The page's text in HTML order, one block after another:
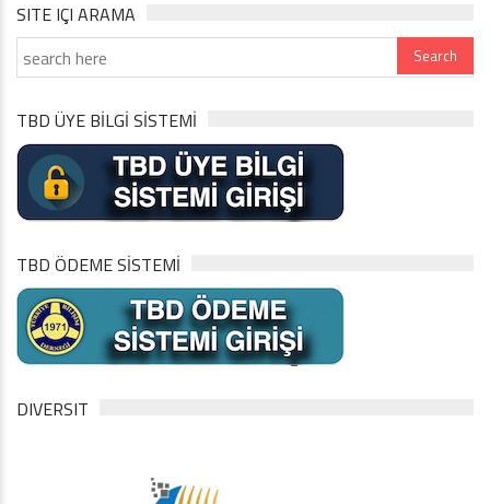
SITE IÇI ARAMA
TBD ÜYE BİLGİ SİSTEMİ
TBD ÖDEME SİSTEMİ
DIVERSIT